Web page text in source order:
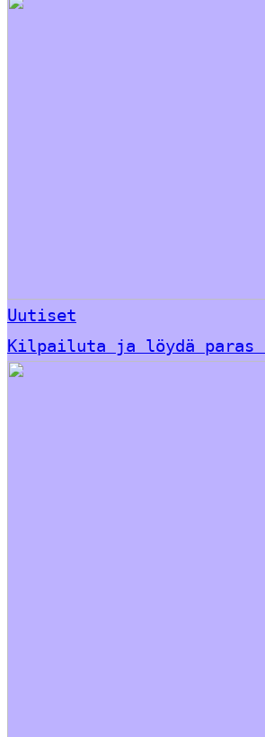
Uutiset
Kilpailuta ja löydä paras